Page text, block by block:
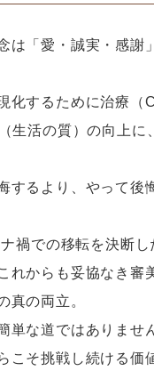
は「愛・誠実・感謝
化するために治療（
生活の質）の向上に
するより、やって後
禍での移転を決断し
れからも妥協なき審
真の両立。
単な道ではありませ
こそ挑戦し続ける価